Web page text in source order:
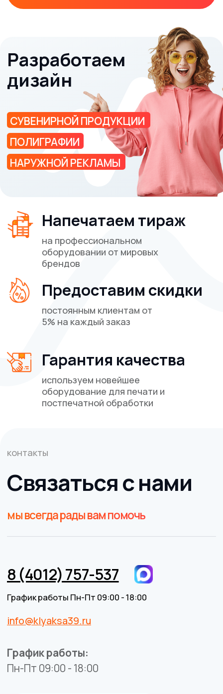
BrandMonkey.ru
Наши работы
Контакты
Цифровая печать
Требования к макетам
Реквизиты
Политика конфиденциальности
Клиентам
ВАЖНО!
Сайт носит исключительно информационный
характер и никакая информация, опубликованная на
нём, ни при каких условиях не является публичной
офертой, определяемой положениями пункта 2 статьи
437 Гражданского кодекса Российской Федерации. Все
указанные характеристики и цены могут быть изменены
без предварительного уведомления.
Все права защищены © 2026